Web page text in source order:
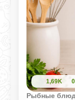
1,69K 0
Рыбные